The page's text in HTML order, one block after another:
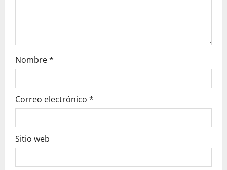
Nombre*
Correo electrónico *
Sitio web